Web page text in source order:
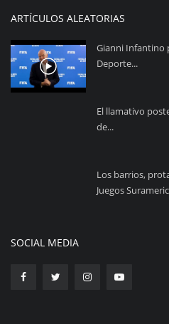
ARTÍCULOS ALEATORIAS
Gianni Infantino
Deporte...
El llamativo
de...
Los barrios,
Juegos
SOCIAL MEDIA